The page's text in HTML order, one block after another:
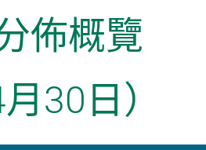
佈概覽
30日）